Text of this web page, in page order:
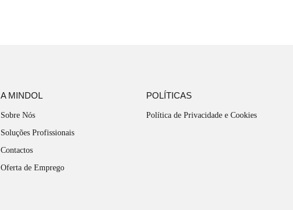
A MINDOL
Sobre Nós
Soluções Profissionais
Contactos
Oferta de Emprego
POLÍTICAS
Política de Privacidade e Cookies